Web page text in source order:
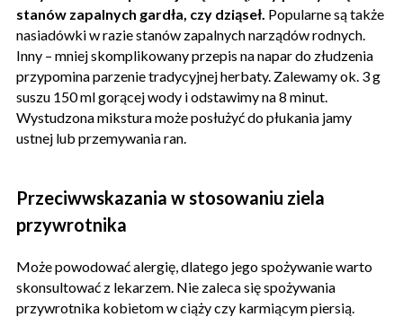
stanów zapalnych gardła, czy dziąseł. Popularne są także
nasiadówki w razie stanów zapalnych narządów rodnych.
Inny – mniej skomplikowany przepis na napar do złudzenia
przypomina parzenie tradycyjnej herbaty. Zalewamy ok. 3 g
suszu 150 ml gorącej wody i odstawimy na 8 minut.
Wystudzona mikstura może posłużyć do płukania jamy
ustnej lub przemywania ran.
Przeciwwskazania w stosowaniu ziela
przywrotnika
Może powodować alergię, dlatego jego spożywanie warto
skonsultować z lekarzem. Nie zaleca się spożywania
przywrotnika kobietom w ciąży czy karmiącym piersią.